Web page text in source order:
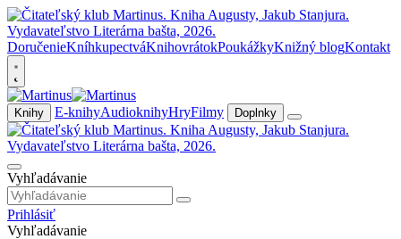
DoručenieKníhkupectváKnihovrátokPoukážkyKnižný blogKontakt
Knihy E-knihyAudioknihyHryFilmy Doplnky
Vyhľadávanie
Prihlásiť
Vyhľadávanie